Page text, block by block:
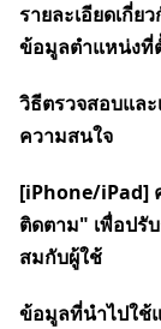
รายละเอียดเกี่
ข้อมูลตำแหน่งที่
วิธีตรวจสอบแล
ความสนใจ
[iPhone/iPad]
ติดตาม" เพื่อปรั
สมกับผู้ใช้
ข้อมูลที่นำไปใช้